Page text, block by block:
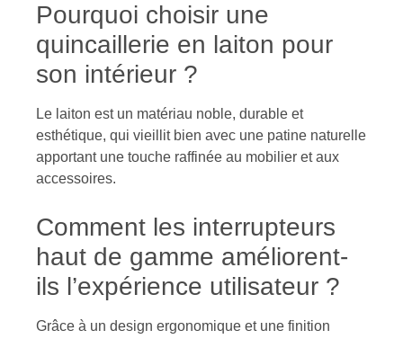
Pourquoi choisir une
quincaillerie en laiton pour
son intérieur ?
Le laiton est un matériau noble, durable et
esthétique, qui vieillit bien avec une patine naturelle
apportant une touche raffinée au mobilier et aux
accessoires.
Comment les interrupteurs
haut de gamme améliorent-
ils l’expérience utilisateur ?
Grâce à un design ergonomique et une finition